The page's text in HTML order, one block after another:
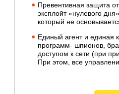
Превентивная защита
эксплойт «нулевого
который не
Единый агент и единая
программ- шпионов,
доступом к сети (при
При этом, все